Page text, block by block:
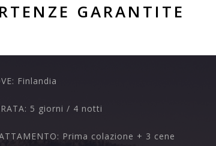
GARANTITE
Finlandia
5 giorni / 4 notti
Prima colazione + 3 cene